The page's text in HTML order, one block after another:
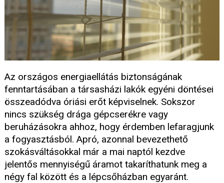
Az országos energiaellátás biztonságának
fenntartásában a társasházi lakók egyéni döntései
összeadódva óriási erőt képviselnek. Sokszor
nincs szükség drága gépcserékre vagy
beruházásokra ahhoz, hogy érdemben lefaragjunk
a fogyasztásból. Apró, azonnal bevezethető
szokásváltásokkal már a mai naptól kezdve
jelentős mennyiségű áramot takaríthatunk meg a
négy fal között és a lépcsőházban egyaránt.